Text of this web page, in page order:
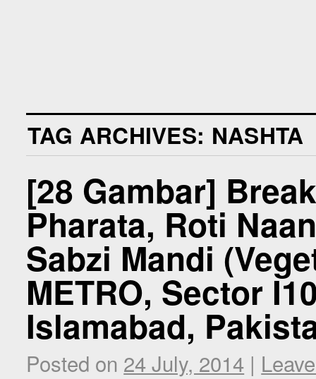
TAG ARCHIVES: NASHTA
[28 Gambar]
Pharata, Roti
Sabzi Mandi
METRO, Sector
Islamabad,
Posted on 24 July, 2014 |